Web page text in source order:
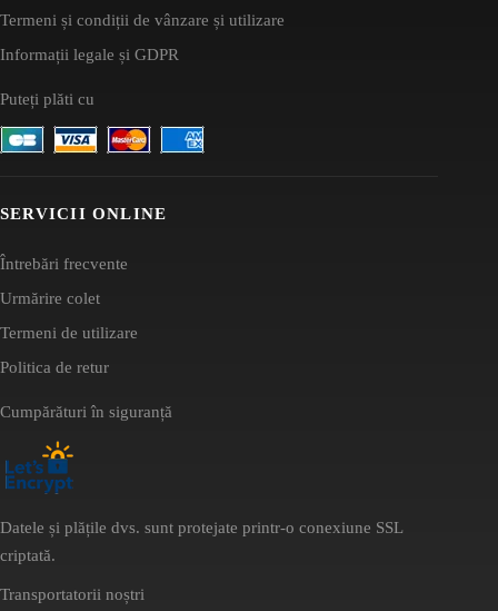
Termeni și condiții de vânzare și utilizare
Informații legale și GDPR
Puteți plăti cu
SERVICII ONLINE
Întrebări frecvente
Urmărire colet
Termeni de utilizare
Politica de retur
Cumpărături în siguranță
Datele și plățile dvs. sunt protejate printr-o conexiune SSL
criptată.
Transportatorii noștri